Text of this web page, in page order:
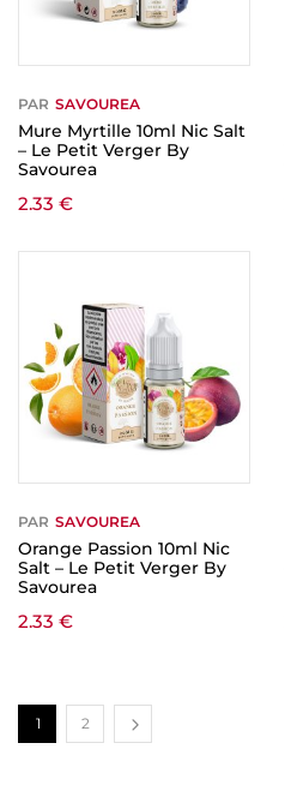
PAR SAVOUREA
Mure Myrtille 10ml Nic Salt
– Le Petit Verger By
Savourea
2.33 €
PAR SAVOUREA
Orange Passion 10ml Nic
Salt – Le Petit Verger By
Savourea
2.33 €
1 2